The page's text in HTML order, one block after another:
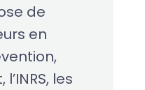
de
en
les